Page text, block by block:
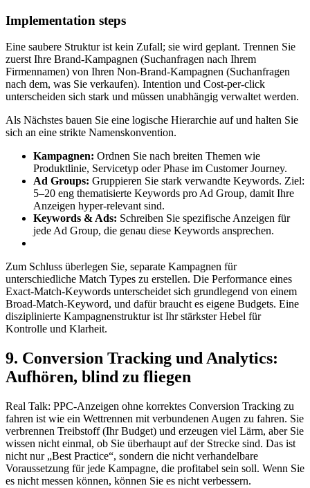
Implementation steps
Eine saubere Struktur ist kein Zufall; sie wird geplant. Trennen Sie
zuerst Ihre Brand-Kampagnen (Suchanfragen nach Ihrem
Firmennamen) von Ihren Non-Brand-Kampagnen (Suchanfragen
nach dem, was Sie verkaufen). Intention und Cost-per-click
unterscheiden sich stark und müssen unabhängig verwaltet werden.
Als Nächstes bauen Sie eine logische Hierarchie auf und halten Sie
sich an eine strikte Namenskonvention.
Kampagnen: Ordnen Sie nach breiten Themen wie
Produktlinie, Servicetyp oder Phase im Customer Journey.
Ad Groups: Gruppieren Sie stark verwandte Keywords. Ziel:
5–20 eng thematisierte Keywords pro Ad Group, damit Ihre
Anzeigen hyper-relevant sind.
Keywords & Ads: Schreiben Sie spezifische Anzeigen für
jede Ad Group, die genau diese Keywords ansprechen.
Zum Schluss überlegen Sie, separate Kampagnen für
unterschiedliche Match Types zu erstellen. Die Performance eines
Exact-Match-Keywords unterscheidet sich grundlegend von einem
Broad-Match-Keyword, und dafür braucht es eigene Budgets. Eine
disziplinierte Kampagnenstruktur ist Ihr stärkster Hebel für
Kontrolle und Klarheit.
9. Conversion Tracking und Analytics:
Aufhören, blind zu fliegen
Real Talk: PPC-Anzeigen ohne korrektes Conversion Tracking zu
fahren ist wie ein Wettrennen mit verbundenen Augen zu fahren. Sie
verbrennen Treibstoff (Ihr Budget) und erzeugen viel Lärm, aber Sie
wissen nicht einmal, ob Sie überhaupt auf der Strecke sind. Das ist
nicht nur „Best Practice“, sondern die nicht verhandelbare
Voraussetzung für jede Kampagne, die profitabel sein soll. Wenn Sie
es nicht messen können, können Sie es nicht verbessern.